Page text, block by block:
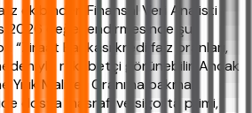
ekibinden Finansal Veri Analisti
2026 değerlendirmesinde şu
“Ziraat Bankası kredi faiz oranları,
nedeniyle rekabetçi görünebilir. Ancak
Maliyet Oranı’na bakmalı.
dosya masrafı ve sigorta primi,